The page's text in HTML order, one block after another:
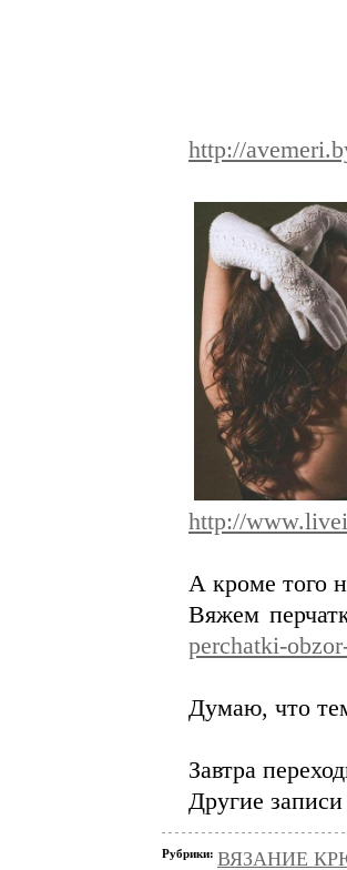
http://
http://
А кроме
Вяжем
perchatki-
Думаю, что
Завтра
Другие
Рубрики: ВЯЗАНИЕ